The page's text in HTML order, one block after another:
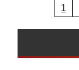
1